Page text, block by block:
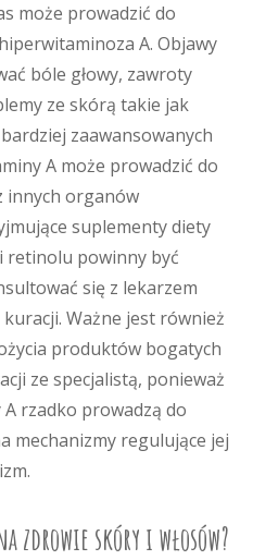
może prowadzić do
A. Objawy
bóle głowy, zawroty
ze skórą takie jak
zaawansowanych
A może prowadzić do
innych organów
suplementy diety
retinolu powinny być
się z lekarzem
Ważne jest również
produktów bogatych
ze specjalistą, ponieważ
rzadko prowadzą do
mechanizmy regulujące jej
zdrowie skóry i włosów?